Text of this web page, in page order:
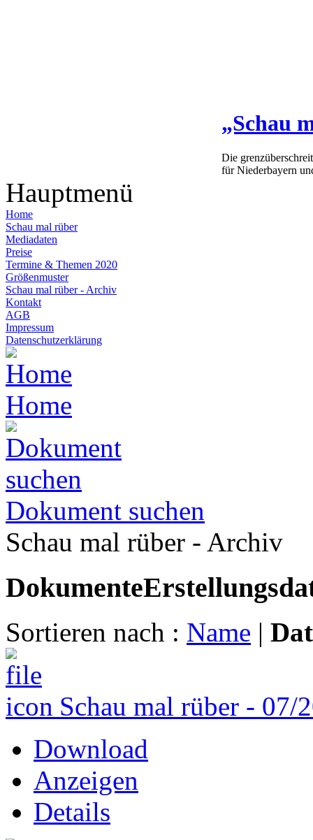
„Schau
Die
für Niederbayern
Hauptmenü
Home
Schau mal rüber
Mediadaten
Preise
Termine & Themen 2020
Größenmuster
Schau mal rüber - Archiv
Kontakt
AGB
Impressum
Datenschutzerklärung
Home
Dokument suchen
Schau mal rüber - Archiv
Dokumente
Sortieren nach : Name |
Schau mal rüber - 07/
Download
Anzeigen
Details